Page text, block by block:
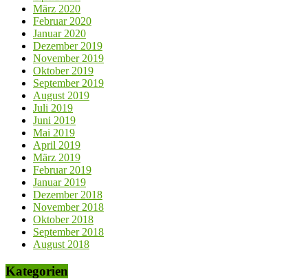
März 2020
Februar 2020
Januar 2020
Dezember 2019
November 2019
Oktober 2019
September 2019
August 2019
Juli 2019
Juni 2019
Mai 2019
April 2019
März 2019
Februar 2019
Januar 2019
Dezember 2018
November 2018
Oktober 2018
September 2018
August 2018
Kategorien